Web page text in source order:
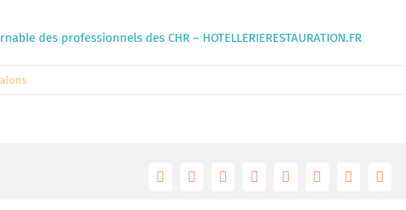
des professionnels des CHR – HOTELLERIERESTAURATION.FR
FacebookTwitterRedditLinkedInTumblrPinterest
Vk Email